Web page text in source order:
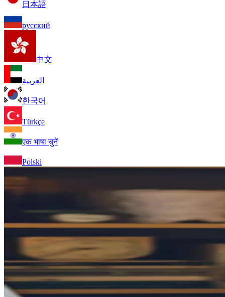
日本語
русский
中文
العربية
한국어
Türkçe
एक भाषा चुनें
Polski